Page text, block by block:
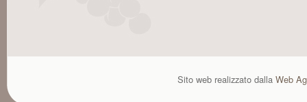
Sito web realizzato dalla Web